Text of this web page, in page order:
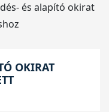
és alapító okirat
OKIRAT